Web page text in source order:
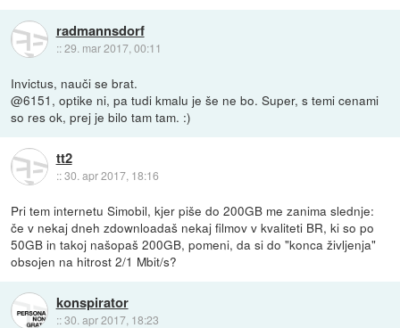
radmannsdorf
::29. mar 2017, 00:11
Invictus, nauči se brat.
@6151, optike ni, pa tudi kmalu je še ne bo. Super, s temi cenami
so res ok, prej je bilo tam tam. :)
tt2
::30. apr 2017, 18:16
Pri tem internetu Simobil, kjer piše do 200GB me zanima slednje:
če v nekaj dneh zdownloadaš nekaj filmov v kvaliteti BR, ki so po
50GB in takoj našopaš 200GB, pomeni, da si do "konca življenja"
obsojen na hitrost 2/1 Mbit/s?
konspirator
::30. apr 2017, 18:23